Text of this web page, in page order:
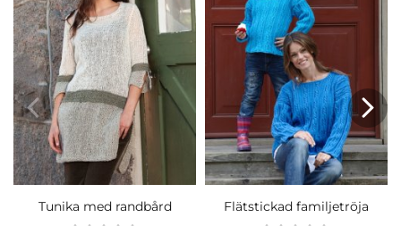
Tunika med randbård Flätstickad familjetröja